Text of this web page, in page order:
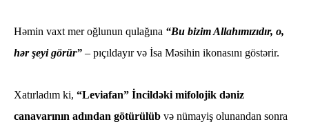
Həmin vaxt mer oğlunun qulağına “Bu bizim Allahımızıdır, o,
hər şeyi görür” – pıçıldayır və İsa Məsihin ikonasını göstərir.
Xatırladım ki, “Leviafan” İncildəki mifolojik dəniz
canavarının adından götürülüb və nümayiş olunandan sonra